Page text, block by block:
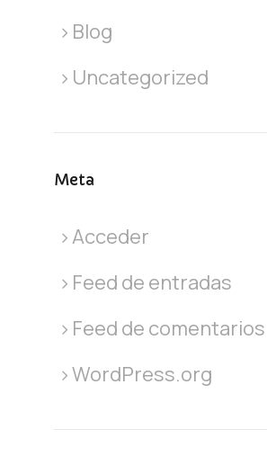
Blog
Uncategorized
Meta
Acceder
Feed de entradas
Feed de comentarios
WordPress.org